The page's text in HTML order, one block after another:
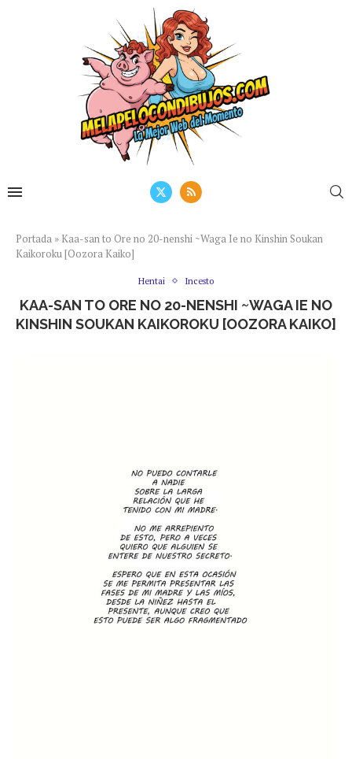
Portada » Kaa-san to Ore no 20-nenshi ~Waga Ie no Kinshin Soukan
Kaikoroku [Oozora Kaiko]
Hentai Incesto
KAA-SAN TO ORE NO 20-NENSHI ~WAGA IE NO
KINSHIN SOUKAN KAIKOROKU [OOZORA KAIKO]